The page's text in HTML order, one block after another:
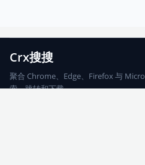
Crx搜搜
聚合 Chrome、Edge、Firefox 与
索、跳转和下载。